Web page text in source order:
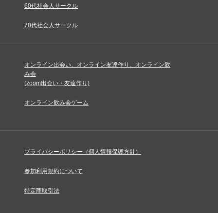
60代社会人サークル
70代社会人サークル
オンライン出会い、オンライン友達作り、オンライン飲
み会
(zoom出会い・友達作り)
オンライン飲み会ゲーム
プライバシーポリシー（個人情報保護方針）
参加利用規約について
特定商取引法